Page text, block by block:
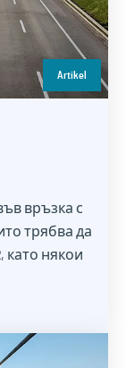
Artikel
връзка с
трябва да
като някои